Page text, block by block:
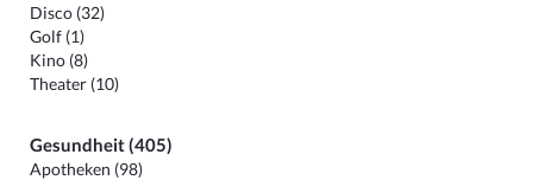
Disco (32)
Golf (1)
Kino (8)
Theater (10)
Gesundheit (405)
Apotheken (98)